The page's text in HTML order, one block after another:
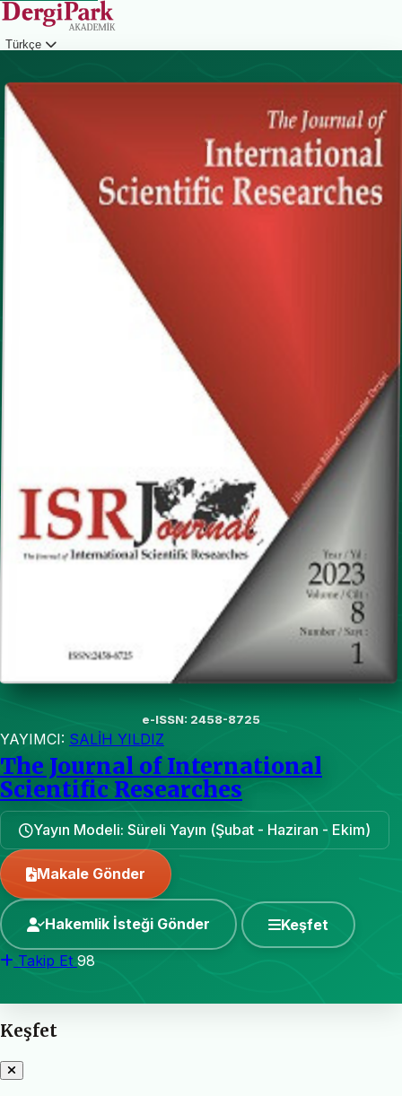
Türkçe
e-ISSN: 2458-8725
YAYIMCI: SALİH YILDIZ
The Journal of International
Scientific Researches
Yayın Modeli: Süreli Yayın (Şubat - Haziran - Ekim)
Makale Gönder
Hakemlik İsteği Gönder Keşfet
Takip Et 98
Keşfet